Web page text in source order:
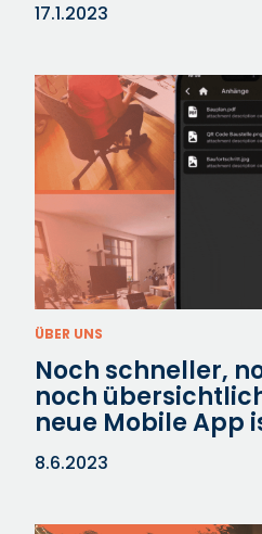
17.1.2023
ÜBER UNS
Noch schneller,
noch
neue Mobile App
8.6.2023